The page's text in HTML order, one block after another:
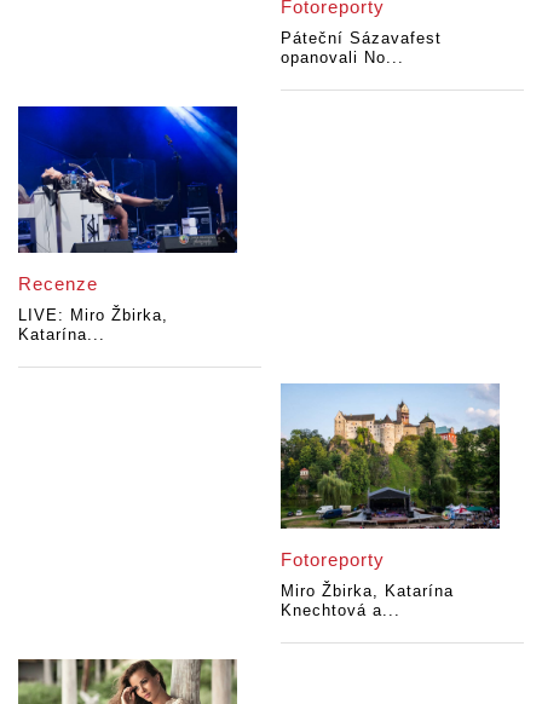
Fotoreporty
Páteční Sázavafest
opanovali No...
Recenze
LIVE: Miro Žbirka,
Katarína...
Fotoreporty
Miro Žbirka, Katarína
Knechtová a...